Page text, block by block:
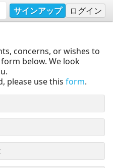
サインアップ ログイン
concerns, or wishes to
below. We look
please use this form.